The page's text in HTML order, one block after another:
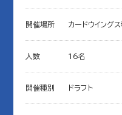
開催場所 カードウイング
人数 16名
開催種別 ドラフト